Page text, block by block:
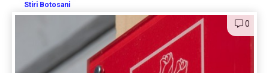
Stiri Botosani
0